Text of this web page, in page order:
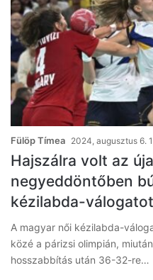
Fülöp Tímea 2024, augusztus 6.
Hajszálra volt az
negyeddöntőben
kézilabda-
A magyar női kézilabda-
közé a párizsi olimpián,
hosszabbítás után 36-32-re…